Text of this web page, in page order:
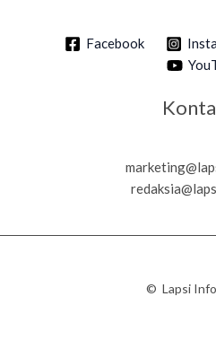
Facebook
© Lapsi